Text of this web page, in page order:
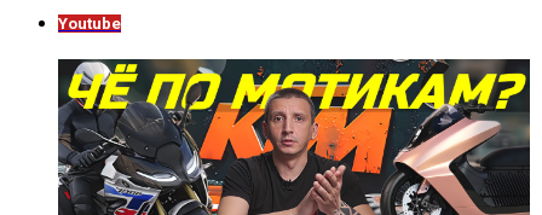
Youtube